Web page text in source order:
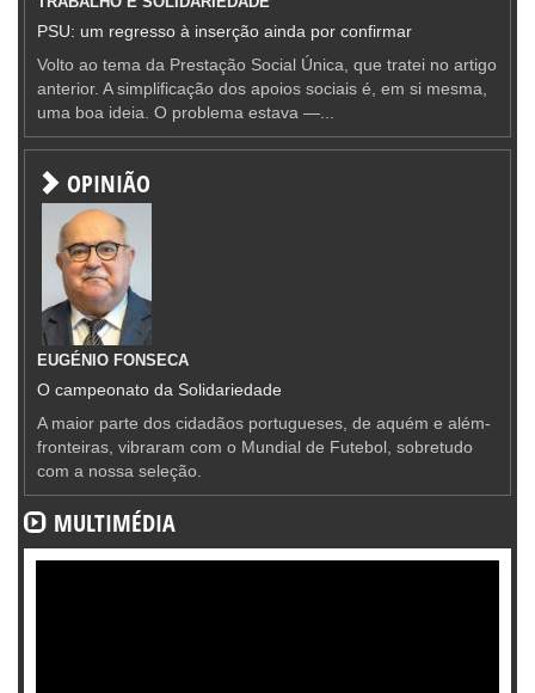
PSU: um regresso à inserção ainda por confirmar
Volto ao tema da Prestação Social Única, que tratei no artigo
anterior. A simplificação dos apoios sociais é, em si mesma,
uma boa ideia. O problema estava —...
OPINIÃO
EUGÉNIO FONSECA
O campeonato da Solidariedade
A maior parte dos cidadãos portugueses, de aquém e além-
fronteiras, vibraram com o Mundial de Futebol, sobretudo
com a nossa seleção.
MULTIMÉDIA